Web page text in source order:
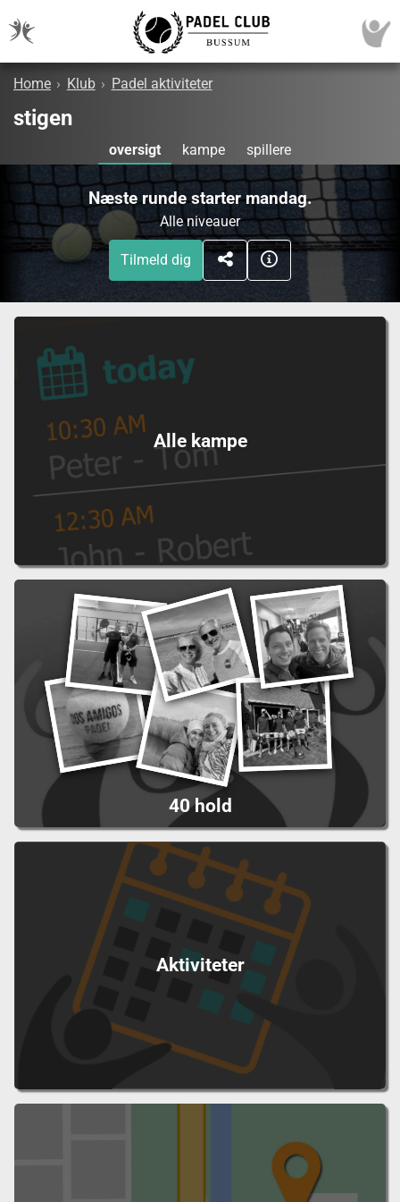
Home › Klub › Padel aktiviteter
stigen
oversigt kampe spillere
Næste runde starter mandag.
Alle niveauer
Tilmeld dig
Alle kampe
40 hold
Aktiviteter